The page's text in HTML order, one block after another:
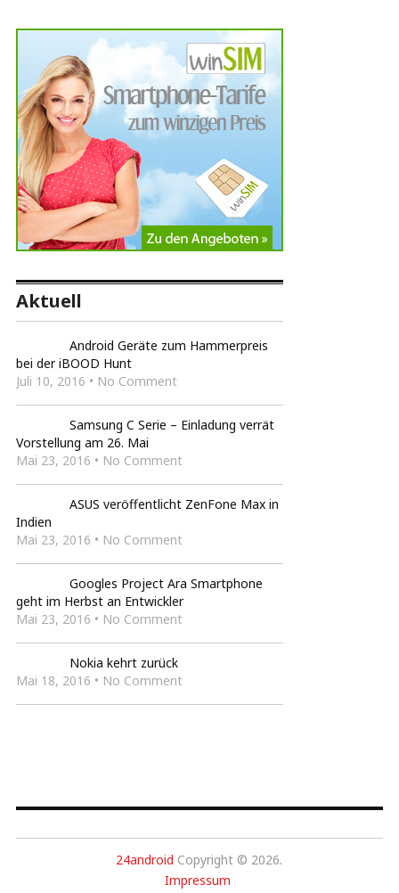
Aktuell
Android Geräte zum Hammerpreis
bei der iBOOD Hunt
Juli 10, 2016 • No Comment
Samsung C Serie – Einladung verrät
Vorstellung am 26. Mai
Mai 23, 2016 • No Comment
ASUS veröffentlicht ZenFone Max in
Indien
Mai 23, 2016 • No Comment
Googles Project Ara Smartphone
geht im Herbst an Entwickler
Mai 23, 2016 • No Comment
Nokia kehrt zurück
Mai 18, 2016 • No Comment
24android Copyright © 2026.
Impressum